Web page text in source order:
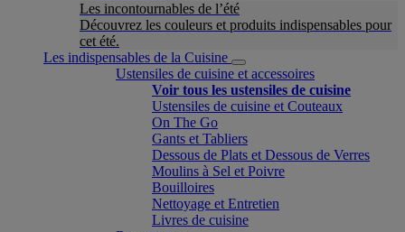
Les incontournables de l’été
Découvrez les couleurs et produits indispensables pour
cet été.
Les indispensables de la Cuisine
Ustensiles de cuisine et accessoires
Voir tous les ustensiles de cuisine
Ustensiles de cuisine et Couteaux
On The Go
Gants et Tabliers
Dessous de Plats et Dessous de Verres
Moulins à Sel et Poivre
Bouilloires
Nettoyage et Entretien
Livres de cuisine